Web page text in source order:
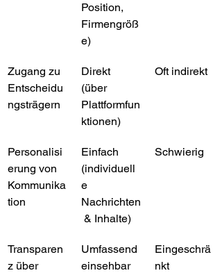
Position,
Firmengröß
e)
Zugang zu
Entscheidu
ngsträgern
Direkt
(über
Plattformfun
ktionen)
Oft indirekt
Personalisi
erung von
Kommunika
tion
Einfach
(individuell
e
Nachrichten
& Inhalte)
Schwierig
Transparen
z über
Umfassend
einsehbar
Eingeschrä
nkt